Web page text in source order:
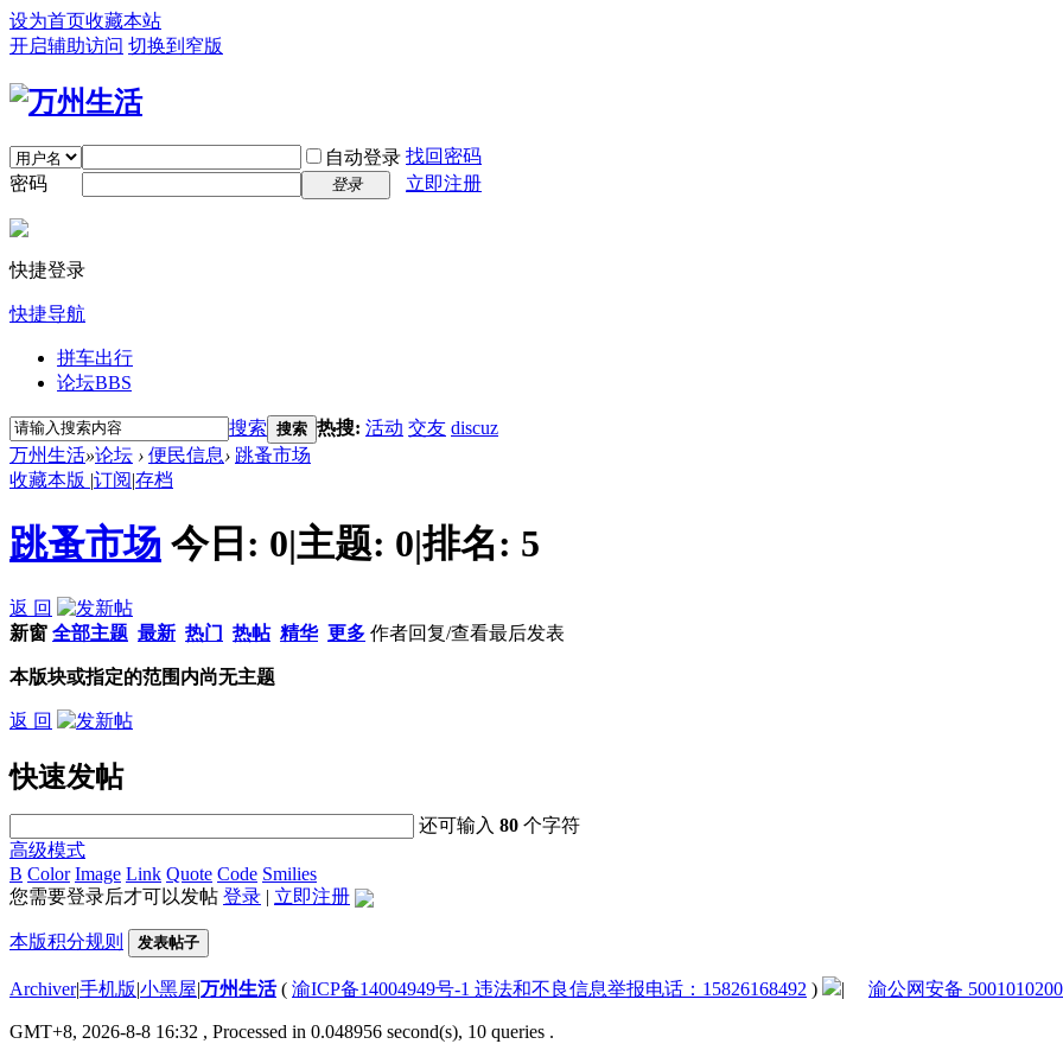
设为首页收藏本站
开启辅助访问 切换到窄版
自动登录 找回密码
密码
登录 立即注册
快捷登录
快捷导航
拼车出行
论坛BBS
搜索 搜索 热搜: 活动 交友 discuz
万州生活»论坛 › 便民信息› 跳蚤市场
收藏本版 |订阅|存档
跳蚤市场 今日: 0|主题: 0|排名: 5
返 回
新窗 全部主题 最新 热门 热帖 精华 更多 作者回复/查看最后发表
本版块或指定的范围内尚无主题
返 回
快速发帖
还可输入80 个字符
高级模式
B Color Image Link Quote Code Smilies
您需要登录后才可以发帖 登录 | 立即注册
本版积分规则 发表帖子
Archiver|手机版|小黑屋|万州生活( 渝ICP备14004949号-1 违法和不良信息举报电话：15826168492 ) | 渝公网安备
GMT+8, 2026-8-8 16:32 , Processed in 0.048956 second(s), 10 queries .